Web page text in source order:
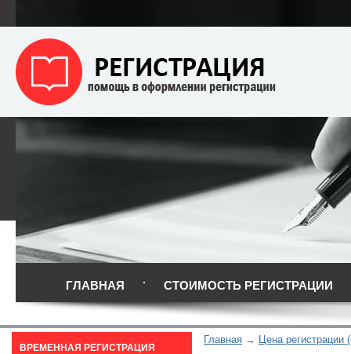
ГЛАВНАЯ СТОИМОСТЬ РЕГИСТРАЦИИ
Главная Цена регистрации
ВРЕМЕННАЯ РЕГИСТРАЦИЯ